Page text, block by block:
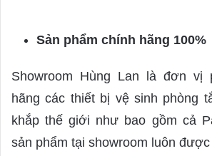
Sản phẩm chính hãng 100%
Showroom Hùng Lan là đơn vị
hãng các thiết bị vệ sinh phòng
khắp thế giới như bao gồm cả
sản phẩm tại showroom luôn